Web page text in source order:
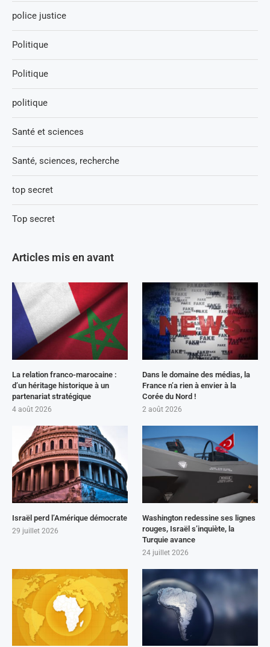
police justice
Politique
Politique
politique
Santé et sciences
Santé, sciences, recherche
top secret
Top secret
Articles mis en avant
La relation franco-marocaine :
d’un héritage historique à un
partenariat stratégique
4 août 2026
Dans le domaine des médias, la
France n’a rien à envier à la
Corée du Nord !
2 août 2026
Israël perd l’Amérique démocrate
29 juillet 2026
Washington redessine ses lignes
rouges, Israël s’inquiète, la
Turquie avance
24 juillet 2026